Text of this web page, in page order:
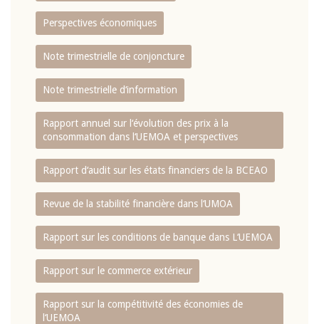
Perspectives économiques
Note trimestrielle de conjoncture
Note trimestrielle d‘information
Rapport annuel sur l‘évolution des prix à la
consommation dans l‘UEMOA et perspectives
Rapport d‘audit sur les états financiers de la BCEAO
Revue de la stabilité financière dans l‘UMOA
Rapport sur les conditions de banque dans L‘UEMOA
Rapport sur le commerce extérieur
Rapport sur la compétitivité des économies de
l‘UEMOA